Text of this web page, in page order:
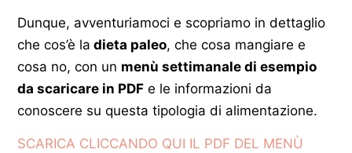
Dunque, avventuriamoci e scopriamo in dettaglio
che cos’è la dieta paleo, che cosa mangiare e
cosa no, con un menù settimanale di esempio
da scaricare in PDF e le informazioni da
conoscere su questa tipologia di alimentazione.
SCARICA CLICCANDO QUI IL PDF DEL MENÙ